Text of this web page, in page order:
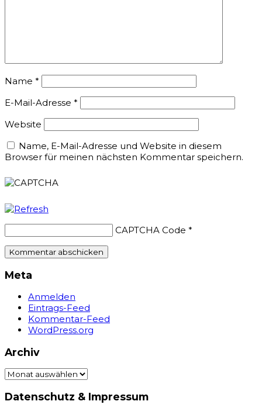
Name *
E-Mail-Adresse *
Website
Name, E-Mail-Adresse und Website in diesem
Browser für meinen nächsten Kommentar speichern.
CAPTCHA Code *
Meta
Anmelden
Eintrags-Feed
Kommentar-Feed
WordPress.org
Archiv
Archiv
Datenschutz & Impressum